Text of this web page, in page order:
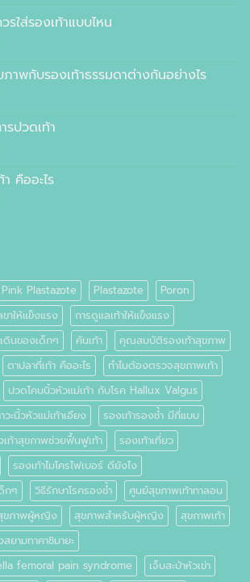
ตุผล
เท้า
ภาพ
เร็จรูป
ป
รใส่รองเท้าแบบไหน
ยุ
งเท้า
ภาพกับรองเท้าธรรมดาต่างกันอย่างไร
ภาพ
เท้า
ง
งไร
รปวดเท้า
การคืออะไร
Pink Plastazote Plastazote
Poron
าให้แข็งแรง
การดูแลเท้าให้แข็งแรง
ดินของเด็กๆ คันเท้า
คุณสมบัติรองเท้าสุขภาพ
ตาปลาที่เท้า คืออะไร
ทำไมต้องตรวจสุขภาพเท้า
ปวดโคนนิ้วหัวแม่เท้า กับโรค Hallux Valgus
วะนิ้วหัวแม่เท้าเอียง
รองเท้ารองช้ำ มีกี่แบบ
เท้าสุขภาพช่วยฟื้นฟูเท้า
รองเท้าเที่ยว
รองเท้าไมโครไฟเบอร์ ดียังไง
กๆ
วิธีรักษาโรครองช้ำ
ศูนย์สุขภาพเท้าทาลอน
ขภาพผู้หญิง สุขภาพสำหรับผู้หญิง
สุขภาพเท้า
สยามทาคาชิมายะ
femoral pain syndrome
เจ็บสะบ้าหัวเข่า